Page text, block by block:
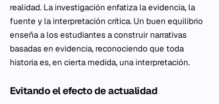
realidad. La investigación enfatiza la evidencia, la
fuente y la interpretación crítica. Un buen equilibrio
enseña a los estudiantes a construir narrativas
basadas en evidencia, reconociendo que toda
historia es, en cierta medida, una interpretación.
Evitando el efecto de actualidad